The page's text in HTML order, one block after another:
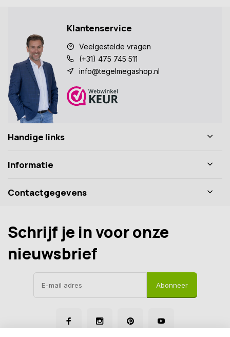
Klantenservice
Veelgestelde vragen
(+31) 475 745 511
info@tegelmegashop.nl
Handige links
Informatie
Contactgegevens
Schrijf je in voor onze
nieuwsbrief
Abonneer